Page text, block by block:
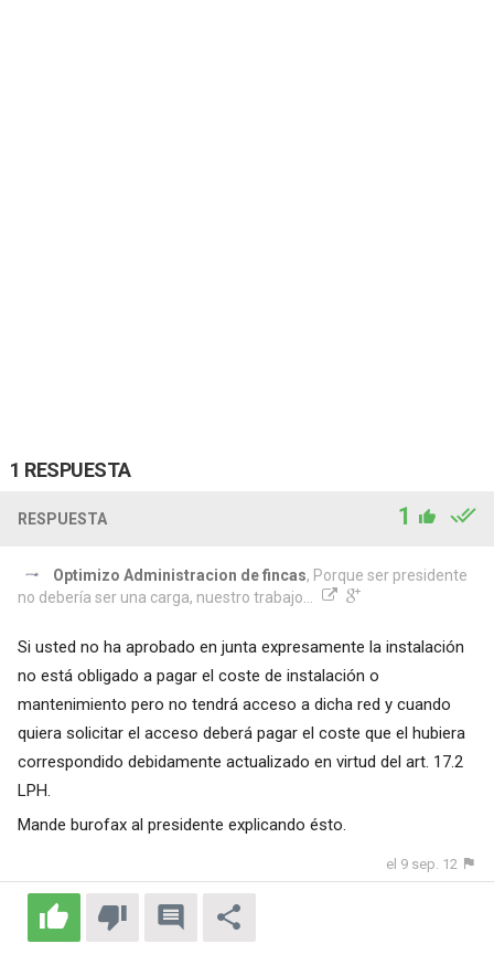
1 RESPUESTA
RESPUESTA 1
Optimizo Administracion de fincas, Porque ser presidente
no debería ser una carga, nuestro trabajo...
Si usted no ha aprobado en junta expresamente la instalación
no está obligado a pagar el coste de instalación o
mantenimiento pero no tendrá acceso a dicha red y cuando
quiera solicitar el acceso deberá pagar el coste que el hubiera
correspondido debidamente actualizado en virtud del art. 17.2
LPH.
Mande burofax al presidente explicando ésto.
el 9 sep. 12